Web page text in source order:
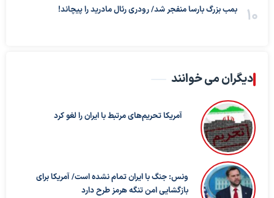
بمب بزرگ بارسا منفجر شد/ رودری رئال مادرید را پیچاند!
دیگران می خوانند
آمریکا تحریم‌های مرتبط با ایران را لغو کرد
ونس: جنگ با ایران تمام نشده است/ آمریکا برای
بازگشایی امن تنگه هرمز طرح دارد